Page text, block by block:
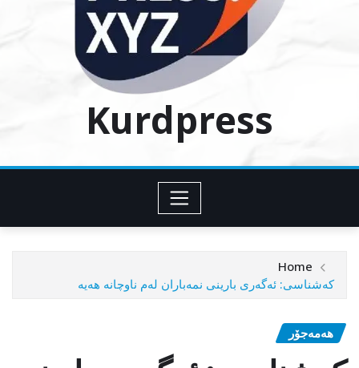
Kurdpress
Home
کەشناسی: ئەگەری بارینی نمەباران لەم ناوچانە هەیە
هەمەجۆر